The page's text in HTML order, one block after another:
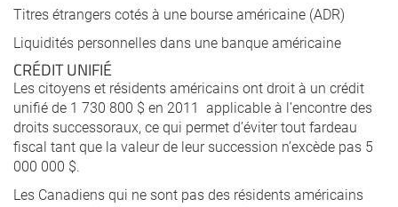
Titres étrangers cotés à une bourse américaine (ADR)
Liquidités personnelles dans une banque américaine
CRÉDIT UNIFIÉ
Les citoyens et résidents américains ont droit à un crédit
unifié de 1 730 800 $ en 2011 applicable à l’encontre des
droits successoraux, ce qui permet d’éviter tout fardeau
fiscal tant que la valeur de leur succession n’excède pas 5
000 000 $.
Les Canadiens qui ne sont pas des résidents américains